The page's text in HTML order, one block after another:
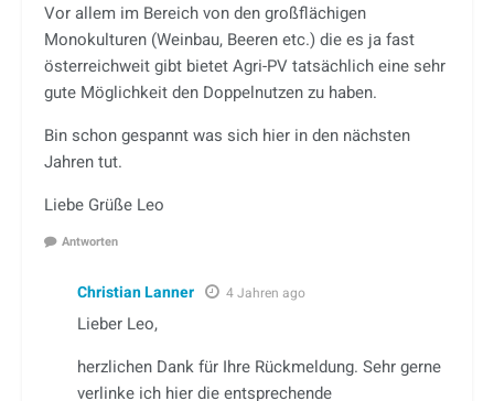
Vor allem im Bereich von den großflächigen
Monokulturen (Weinbau, Beeren etc.) die es ja fast
österreichweit gibt bietet Agri-PV tatsächlich eine sehr
gute Möglichkeit den Doppelnutzen zu haben.
Bin schon gespannt was sich hier in den nächsten
Jahren tut.
Liebe Grüße Leo
Antworten
Christian Lanner 4 Jahren ago
Lieber Leo,
herzlichen Dank für Ihre Rückmeldung. Sehr gerne
verlinke ich hier die entsprechende